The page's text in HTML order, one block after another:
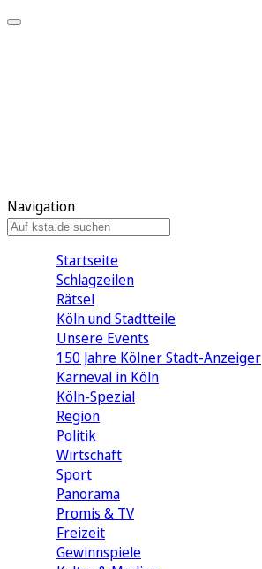
Navigation
Startseite
Schlagzeilen
Rätsel
Köln und Stadtteile
Unsere Events
150 Jahre Kölner Stadt-Anzeiger
Karneval in Köln
Köln-Spezial
Region
Politik
Wirtschaft
Sport
Panorama
Promis & TV
Freizeit
Gewinnspiele